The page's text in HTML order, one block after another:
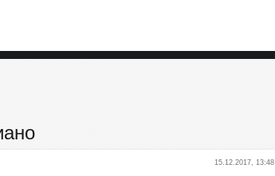
15.12.2017, 13:48